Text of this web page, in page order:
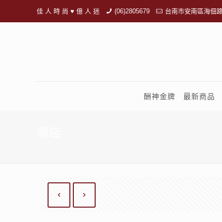
佳 人 時 尚 ♥ 億 人 迷 (06)2805679 台南市安南區海佃
酬神金牌 最新商品